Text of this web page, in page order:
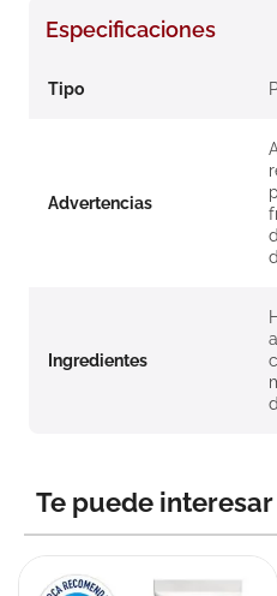
Especificaciones
Tipo
Advertencias
Ingredientes
Te puede interesar
9. pañales